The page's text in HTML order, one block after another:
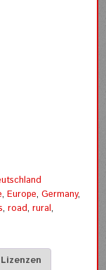
,Europe,Germany,
,road,rural,
Lizenzen